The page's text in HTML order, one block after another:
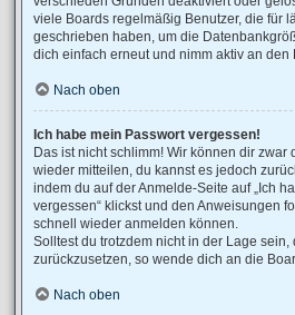
viele Boards regelmäßig Benutzer, die für
geschrieben haben, um die
dich einfach erneut und nimm aktiv an den
Nach oben
Ich habe mein Passwort vergessen!
Das ist nicht schlimm! Wir können dir zwar
wieder mitteilen, du kannst es jedoch
indem du auf der Anmelde-Seite auf „Ich
vergessen“ klickst und den Anweisungen
schnell wieder anmelden können.
Solltest du trotzdem nicht in der Lage sein,
zurückzusetzen, so wende dich an die
Nach oben